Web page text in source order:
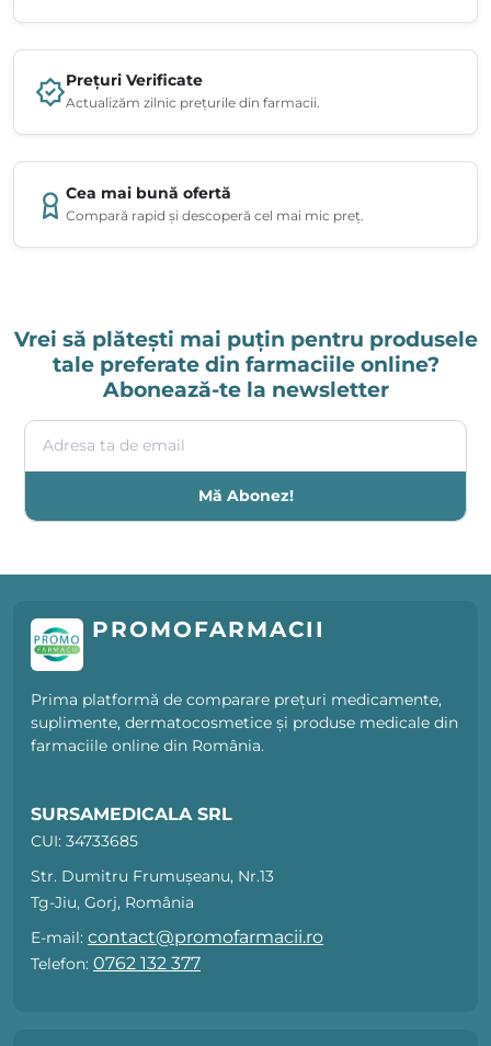
Prețuri Verificate
Actualizăm zilnic prețurile din farmacii.
Cea mai bună ofertă
Compară rapid și descoperă cel mai mic preț.
Vrei să plătești mai puțin pentru produsele
tale preferate din farmaciile online?
Abonează-te la newsletter
Adresa ta de email
Mă Abonez!
PROMOFARMACII
Prima platformă de comparare prețuri medicamente,
suplimente, dermatocosmetice și produse medicale din
farmaciile online din România.
SURSAMEDICALA SRL
CUI: 34733685
Str. Dumitru Frumușeanu, Nr.13
Tg-Jiu, Gorj, România
E-mail: contact@promofarmacii.ro
Telefon: 0762 132 377